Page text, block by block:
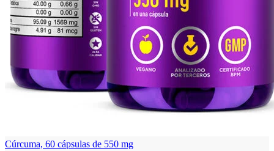
Cúrcuma, 60 cápsulas de 550 mg